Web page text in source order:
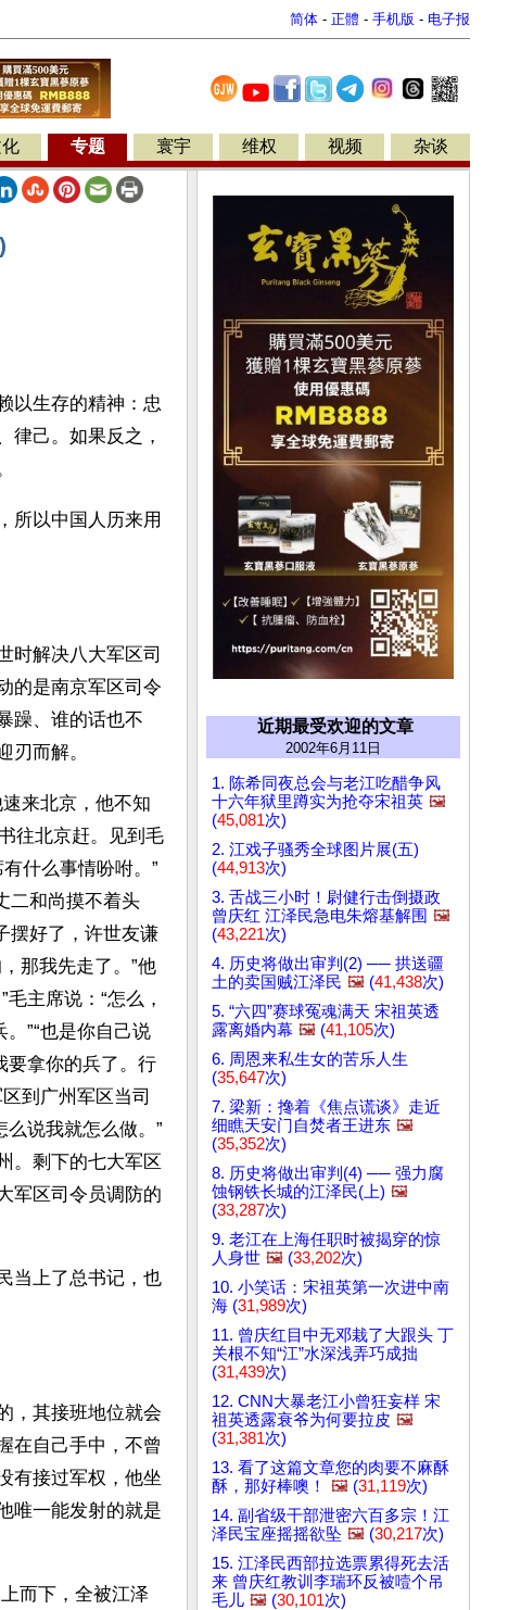
简体 - 正體 - 手机版 - 电子报
专题 寰宇 维权 视频 杂谈
以生存的精神：忠
律己。如果反之，
所以中国人历来用
时解决八大军区司
的是南京军区司令
躁、谁的话也不
刃而解。
来北京，他不知
往北京赶。见到毛
什么事情吩咐。”
二和尚摸不着头
摆好了，许世友谦
那我先走了。”他
主席说：“怎么，
”“也是你自己说
要拿你的兵了。行
到广州军区当司
说我就怎么做。”
。剩下的七大军区
军区司令员调防的
当上了总书记，也
，其接班地位就会
在自己手中，不曾
有接过军权，他坐
唯一能发射的就是
而下，全被江泽
近期最受欢迎的文章
2002年6月11日
1. 陈希同夜总会与老江吃醋争风
十六年狱里蹲实为抢夺宋祖英 🖼️
(45,081次)
2. 江戏子骚秀全球图片展(五)
(44,913次)
3. 舌战三小时！尉健行击倒摄政
曾庆红 江泽民急电朱熔基解围 🖼️
(43,221次)
4. 历史将做出审判(2) ── 拱送疆
土的卖国贼江泽民 🖼️ (41,438次)
5. “六四”赛球冤魂满天 宋祖英透
露离婚内幕 🖼️ (41,105次)
6. 周恩来私生女的苦乐人生
(35,647次)
7. 梁新：搀着《焦点谎谈》走近
细瞧天安门自焚者王进东 🖼️
(35,352次)
8. 历史将做出审判(4) ── 强力腐
蚀钢铁长城的江泽民(上) 🖼️
(33,287次)
9. 老江在上海任职时被揭穿的惊
人身世 🖼️ (33,202次)
10. 小笑话：宋祖英第一次进中南
海 (31,989次)
11. 曾庆红目中无邓栽了大跟头 丁
关根不知“江”水深浅弄巧成拙
(31,439次)
12. CNN大暴老江小曾狂妄样 宋
祖英透露衰爷为何要拉皮 🖼️
(31,381次)
13. 看了这篇文章您的肉要不麻酥
酥，那好棒噢！
🖼️ (31,119次)
14. 副省级干部泄密六百多宗！江
泽民宝座摇摇欲坠 🖼️ (30,217次)
15. 江泽民西部拉选票累得死去活
来 曾庆红教训李瑞环反被噎个吊
毛儿 🖼️ (30,101次)